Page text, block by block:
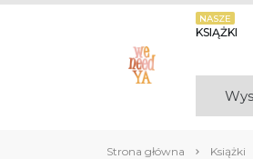
KSIĄŻKI
NASZE
Strona główna Książki